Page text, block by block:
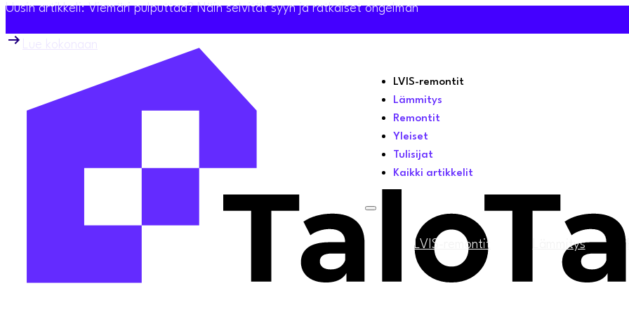
Uusin artikkeli: Viemäri pulputtaa? Näin selvität syyn ja ratkaiset ongelman
Lue kokonaan
LVIS-remontit
Lämmitys
Remontit
Yleiset
Tulisijat
Kaikki artikkelit
LVIS-remontit Lämmitys